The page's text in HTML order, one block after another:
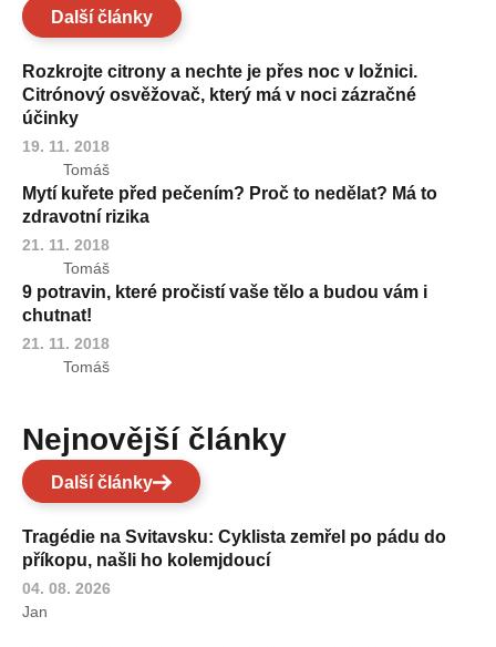
Další články
Rozkrojte citrony a nechte je přes noc v ložnici.
Citrónový osvěžovač, který má v noci zázračné
účinky
19. 11. 2018
Tomáš
Mytí kuřete před pečením? Proč to nedělat? Má to
zdravotní rizika
21. 11. 2018
Tomáš
9 potravin, které pročistí vaše tělo a budou vám i
chutnat!
21. 11. 2018
Tomáš
Nejnovější články
Další články
Tragédie na Svitavsku: Cyklista zemřel po pádu do
příkopu, našli ho kolemjdoucí
04. 08. 2026
Jan